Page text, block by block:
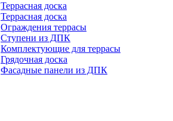
Террасная доска
Террасная доска
Ограждения террасы
Ступени из ДПК
Комплектующие для террасы
Грядочная доска
Фасадные панели из ДПК